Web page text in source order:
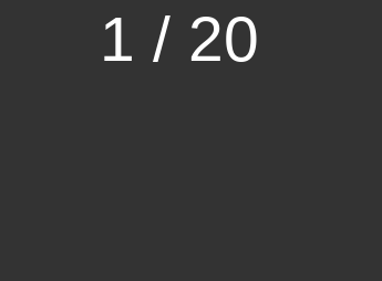
1 / 20